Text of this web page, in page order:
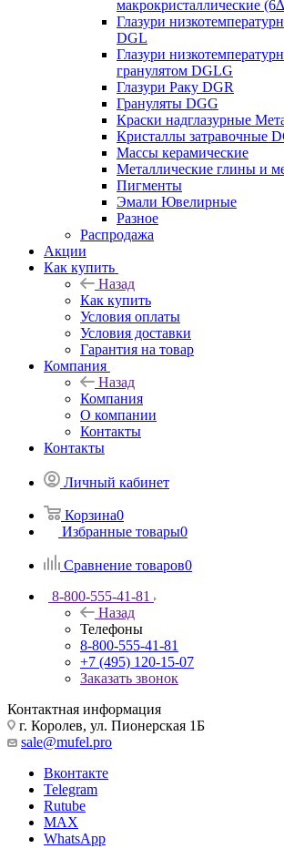
макрокристаллические
Глазури
DGL
Глазури
гранулятом DGLG
Глазури Раку DGR
Грануляты DGG
Краски надглазурные
Кристаллы затравочные
Массы керамические
Металлические глины и
Пигменты
Эмали Ювелирные
Разное
Распродажа
Акции
Как купить
Назад
Как купить
Условия оплаты
Условия доставки
Гарантия на товар
Компания
Назад
Компания
О компании
Контакты
Контакты
Личный кабинет
Корзина0
Избранные товары0
Сравнение товаров0
8-800-555-41-81
Назад
Телефоны
8-800-555-41-81
+7 (495) 120-15-07
Заказать звонок
Контактная информация
г. Королев, ул. Пионерская 1Б
sale@mufel.pro
Вконтакте
Telegram
Rutube
MAX
WhatsApp